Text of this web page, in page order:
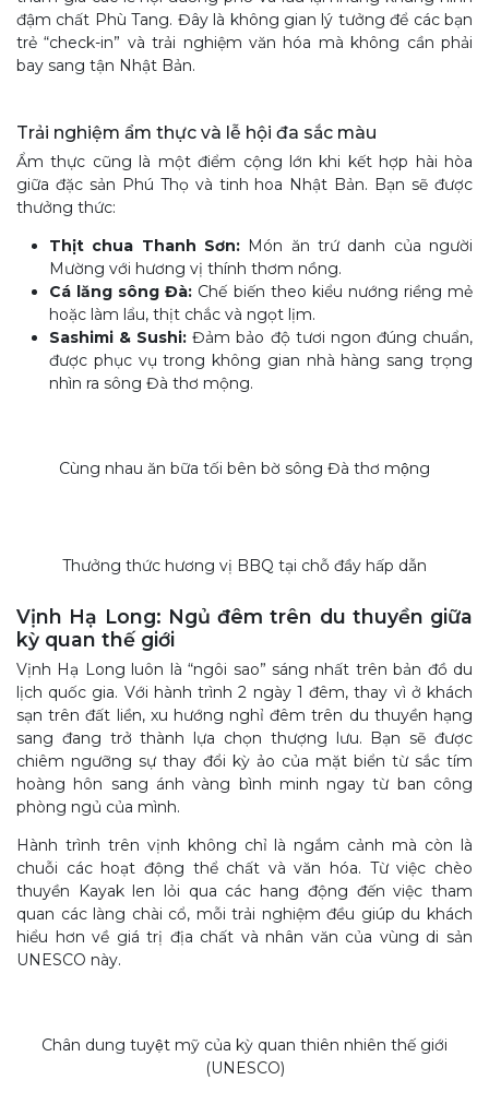
đậm chất Phù Tang. Đây là không gian lý tưởng để các bạn
trẻ “check-in” và trải nghiệm văn hóa mà không cần phải
bay sang tận Nhật Bản.
Trải nghiệm ẩm thực và lễ hội đa sắc màu
Ẩm thực cũng là một điểm cộng lớn khi kết hợp hài hòa
giữa đặc sản Phú Thọ và tinh hoa Nhật Bản. Bạn sẽ được
thưởng thức:
Thịt chua Thanh Sơn: Món ăn trứ danh của người
Mường với hương vị thính thơm nồng.
Cá lăng sông Đà: Chế biến theo kiểu nướng riềng mẻ
hoặc làm lẩu, thịt chắc và ngọt lịm.
Sashimi & Sushi: Đảm bảo độ tươi ngon đúng chuẩn,
được phục vụ trong không gian nhà hàng sang trọng
nhìn ra sông Đà thơ mộng.
Cùng nhau ăn bữa tối bên bờ sông Đà thơ mộng
Thưởng thức hương vị BBQ tại chỗ đầy hấp dẫn
Vịnh Hạ Long: Ngủ đêm trên du thuyền giữa
kỳ quan thế giới
Vịnh Hạ Long luôn là “ngôi sao” sáng nhất trên bản đồ du
lịch quốc gia. Với hành trình 2 ngày 1 đêm, thay vì ở khách
sạn trên đất liền, xu hướng nghỉ đêm trên du thuyền hạng
sang đang trở thành lựa chọn thượng lưu. Bạn sẽ được
chiêm ngưỡng sự thay đổi kỳ ảo của mặt biển từ sắc tím
hoàng hôn sang ánh vàng bình minh ngay từ ban công
phòng ngủ của mình.
Hành trình trên vịnh không chỉ là ngắm cảnh mà còn là
chuỗi các hoạt động thể chất và văn hóa. Từ việc chèo
thuyền Kayak len lỏi qua các hang động đến việc tham
quan các làng chài cổ, mỗi trải nghiệm đều giúp du khách
hiểu hơn về giá trị địa chất và nhân văn của vùng di sản
UNESCO này.
Chân dung tuyệt mỹ của kỳ quan thiên nhiên thế giới
(UNESCO)